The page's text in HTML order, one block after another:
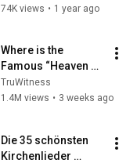
Heiligen - Benedikt
74K views • 1 year ago
Where is the
Famous “Heaven
Kid” 23 Years Later?
TruWitness
1.4M views • 3 weeks ago
Die 35 schönsten
Kirchenlieder